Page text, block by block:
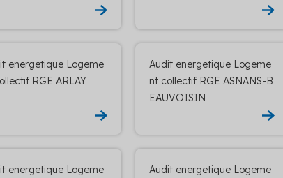
energetique Logeme
RGE ARLAY
Audit energetique Logeme
nt collectif RGE ASNANS-B
EAUVOISIN
energetique Logeme
Audit energetique Logeme